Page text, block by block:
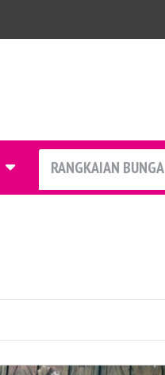
RANGKAIAN BUNGA